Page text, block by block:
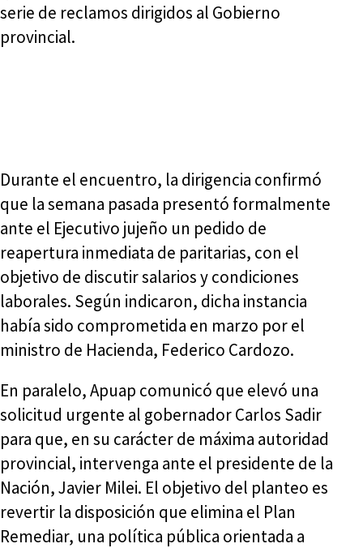
serie de reclamos dirigidos al Gobierno
provincial.
Durante el encuentro, la dirigencia confirmó
que la semana pasada presentó formalmente
ante el Ejecutivo jujeño un pedido de
reapertura inmediata de paritarias, con el
objetivo de discutir salarios y condiciones
laborales. Según indicaron, dicha instancia
había sido comprometida en marzo por el
ministro de Hacienda, Federico Cardozo.
En paralelo, Apuap comunicó que elevó una
solicitud urgente al gobernador Carlos Sadir
para que, en su carácter de máxima autoridad
provincial, intervenga ante el presidente de la
Nación, Javier Milei. El objetivo del planteo es
revertir la disposición que elimina el Plan
Remediar, una política pública orientada a